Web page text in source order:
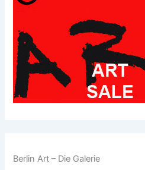
Berlin Art – Die Galerie